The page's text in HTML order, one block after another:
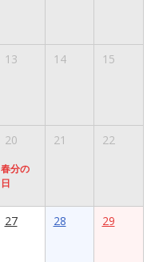
13 14 15
20
春分の
日
21 22
27 28 29